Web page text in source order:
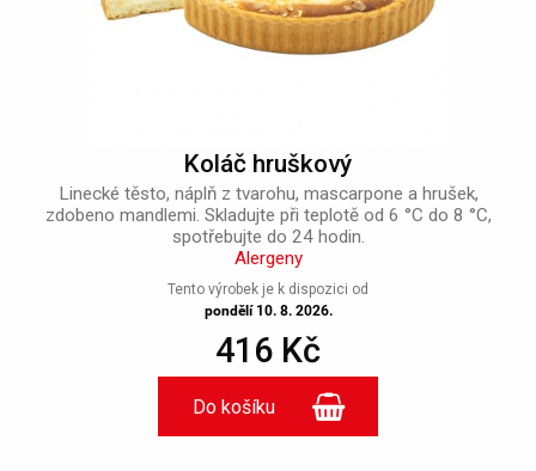
Koláč hruškový
Linecké těsto, náplň z tvarohu, mascarpone a hrušek,
zdobeno mandlemi. Skladujte při teplotě od 6 °C do 8 °C,
spotřebujte do 24 hodin.
Alergeny
Tento výrobek je k dispozici od
pondělí 10. 8. 2026.
416 Kč